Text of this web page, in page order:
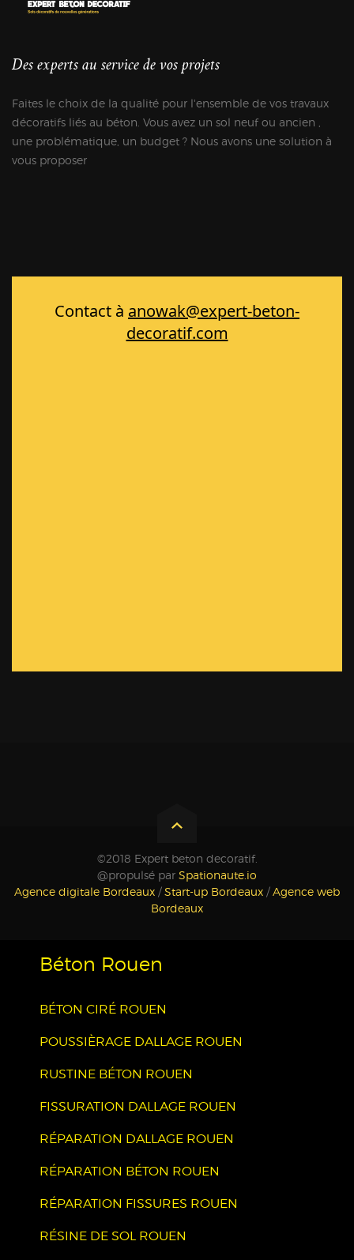
Des experts au service de vos projets
Faites le choix de la qualité pour l'ensemble de vos travaux
décoratifs liés au béton. Vous avez un sol neuf ou ancien ,
une problématique, un budget ? Nous avons une solution à
vous proposer
©2018 Expert beton decoratif.
@propulsé par Spationaute.io
Agence digitale Bordeaux /Start-up Bordeaux /Agence web
Bordeaux
Béton Rouen
BÉTON CIRÉ ROUEN
POUSSIÈRAGE DALLAGE ROUEN
RUSTINE BÉTON ROUEN
FISSURATION DALLAGE ROUEN
RÉPARATION DALLAGE ROUEN
RÉPARATION BÉTON ROUEN
RÉPARATION FISSURES ROUEN
RÉSINE DE SOL ROUEN